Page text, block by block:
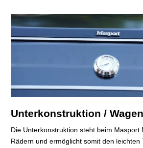
Unterkonstruktion / Wagen
Die Unterkonstruktion steht beim Masport
Rädern und ermöglicht somit den leichten